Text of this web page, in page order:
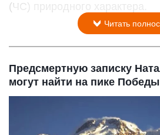
(ЧС) природного характера.
Читать
Предсмертную записку
могут найти на пике Победы